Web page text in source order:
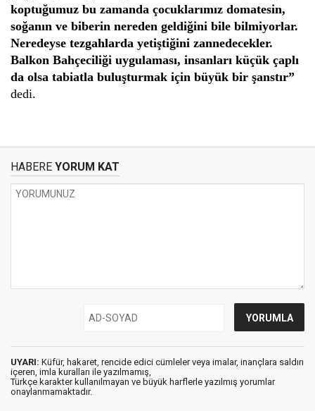
koptuğumuz bu zamanda çocuklarımız domatesin,
soğanın ve biberin nereden geldiğini bile bilmiyorlar.
Neredeyse tezgahlarda yetiştiğini zannedecekler.
Balkon Bahçeciliği uygulaması, insanları küçük çaplı
da olsa tabiatla buluşturmak için büyük bir şanstır”
dedi.
HABERE YORUM KAT
UYARI: Küfür, hakaret, rencide edici cümleler veya imalar, inançlara saldırı
içeren, imla kuralları ile yazılmamış,
Türkçe karakter kullanılmayan ve büyük harflerle yazılmış yorumlar
onaylanmamaktadır.